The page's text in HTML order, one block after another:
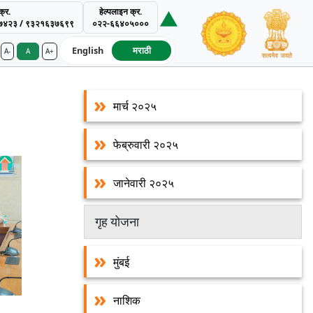
/ ९३२१६३७६९९
हेल्पलाइन क्र.
०२२-६६४०५०००
A- A A+ English मराठी
Authority
मार्च २०२५
फेब्रुवारी २०२५
जानेवारी २०२५
गृह योजना
मुंबई
नाशिक